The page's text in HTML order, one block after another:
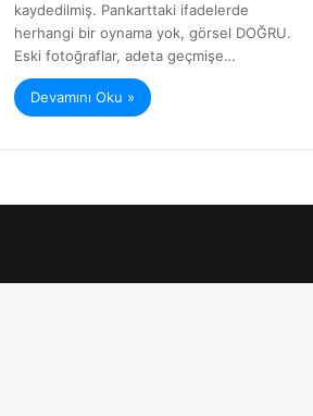
kaydedilmiş. Pankarttaki ifadelerde
herhangi bir oynama yok, görsel DOĞRU.
Eski fotoğraflar, adeta geçmişe…
Devamını Oku »